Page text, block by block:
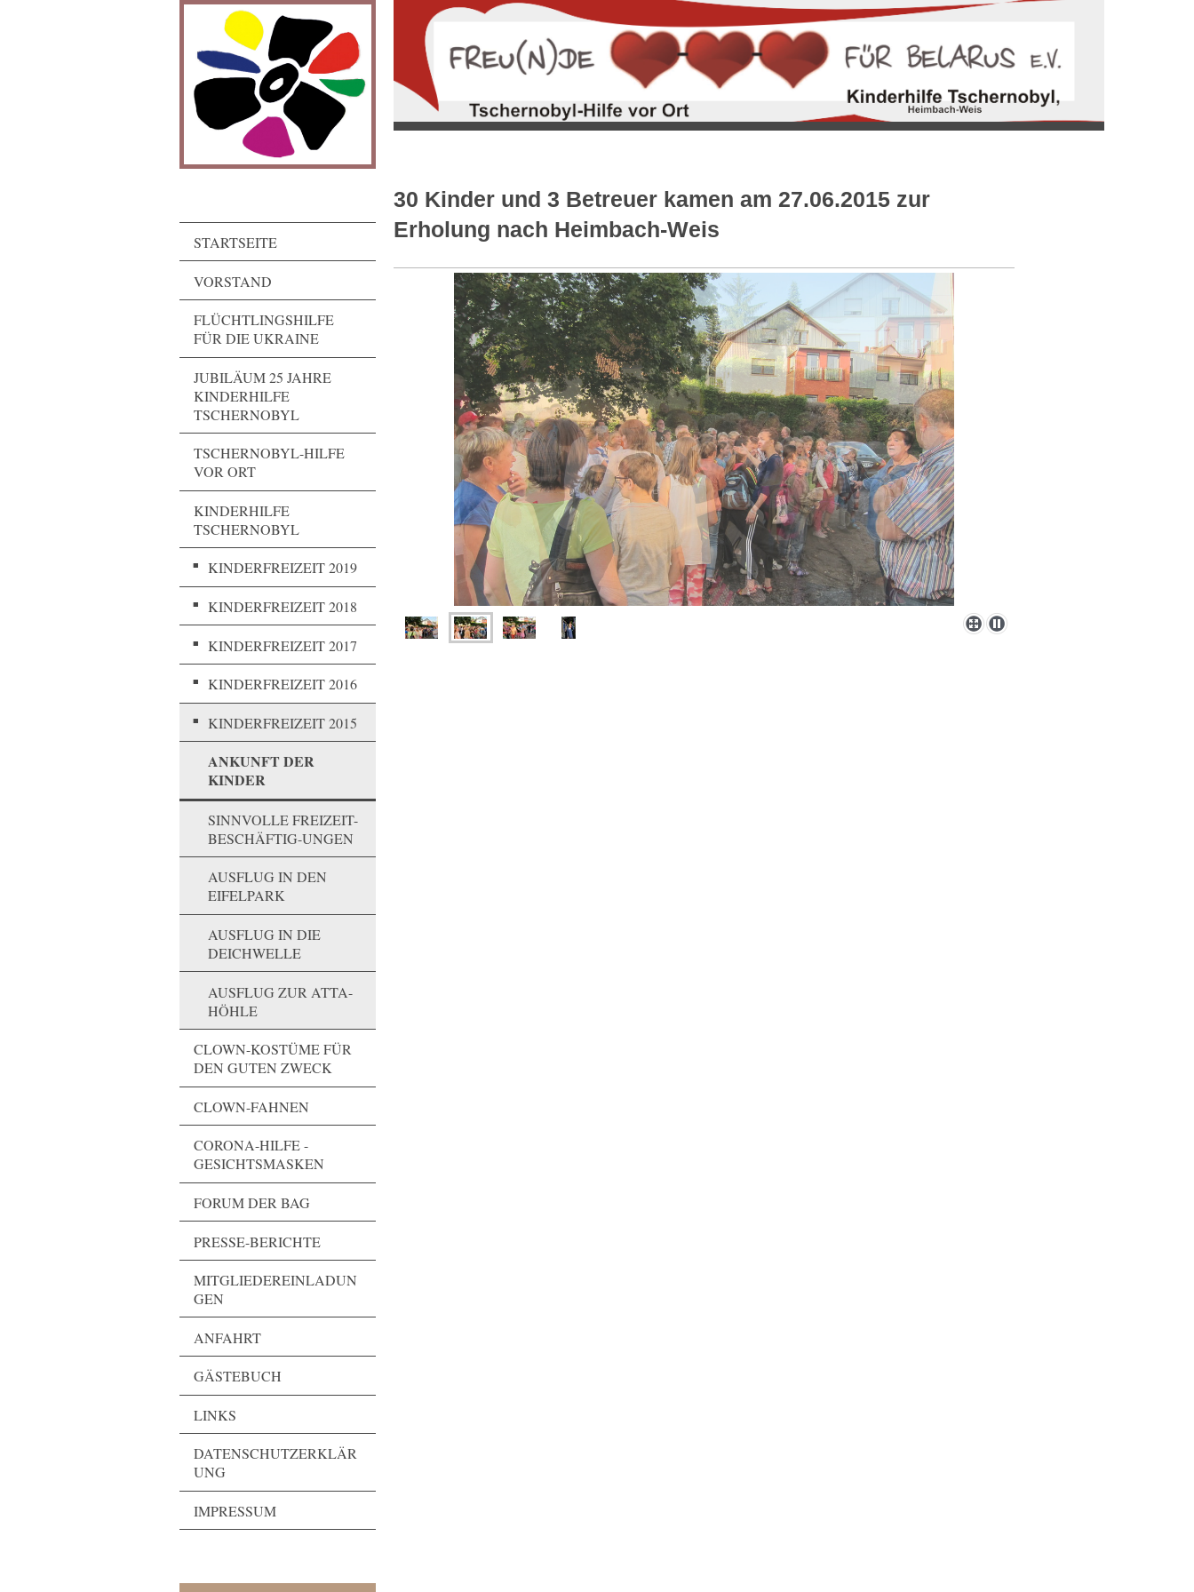
STARTSEITE
VORSTAND
FLÜCHTLINGSHILFE
FÜR DIE UKRAINE
JUBILÄUM 25 JAHRE
KINDERHILFE
TSCHERNOBYL
TSCHERNOBYL-HILFE
VOR ORT
KINDERHILFE
TSCHERNOBYL
KINDERFREIZEIT 2019
KINDERFREIZEIT 2018
KINDERFREIZEIT 2017
KINDERFREIZEIT 2016
KINDERFREIZEIT 2015
ANKUNFT DER
KINDER
SINNVOLLE FREIZEIT-
BESCHÄFTIG-UNGEN
AUSFLUG IN DEN
EIFELPARK
AUSFLUG IN DIE
DEICHWELLE
AUSFLUG ZUR ATTA-
HÖHLE
CLOWN-KOSTÜME FÜR
DEN GUTEN ZWECK
CLOWN-FAHNEN
CORONA-HILFE -
GESICHTSMASKEN
FORUM DER BAG
PRESSE-BERICHTE
MITGLIEDEREINLADUN
GEN
ANFAHRT
GÄSTEBUCH
LINKS
DATENSCHUTZERKLÄR
UNG
IMPRESSUM
30 Kinder und 3 Betreuer kamen am 27.06.2015 zur
Erholung nach Heimbach-Weis